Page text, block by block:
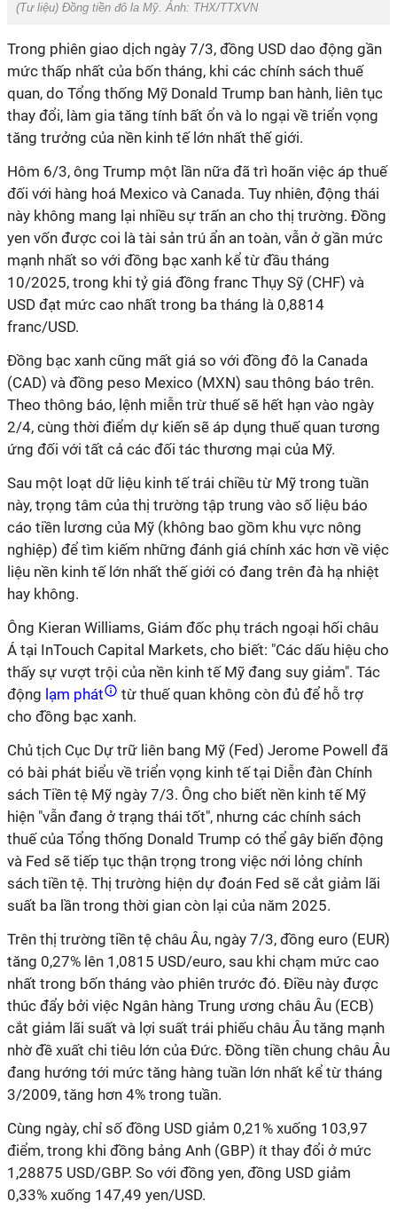
(Tư liệu) Đồng tiền đô la Mỹ. Ảnh: THX/TTXVN
Trong phiên giao dịch ngày 7/3, đồng USD dao động gần
mức thấp nhất của bốn tháng, khi các chính sách thuế
quan, do Tổng thống Mỹ Donald Trump ban hành, liên tục
thay đổi, làm gia tăng tính bất ổn và lo ngại về triển vọng
tăng trưởng của nền kinh tế lớn nhất thế giới.
Hôm 6/3, ông Trump một lần nữa đã trì hoãn việc áp thuế
đối với hàng hoá Mexico và Canada. Tuy nhiên, động thái
này không mang lại nhiều sự trấn an cho thị trường. Đồng
yen vốn được coi là tài sản trú ẩn an toàn, vẫn ở gần mức
mạnh nhất so với đồng bạc xanh kể từ đầu tháng
10/2025, trong khi tỷ giá đồng franc Thụy Sỹ (CHF) và
USD đạt mức cao nhất trong ba tháng là 0,8814
franc/USD.
Đồng bạc xanh cũng mất giá so với đồng đô la Canada
(CAD) và đồng peso Mexico (MXN) sau thông báo trên.
Theo thông báo, lệnh miễn trừ thuế sẽ hết hạn vào ngày
2/4, cùng thời điểm dự kiến sẽ áp dụng thuế quan tương
ứng đối với tất cả các đối tác thương mại của Mỹ.
Sau một loạt dữ liệu kinh tế trái chiều từ Mỹ trong tuần
này, trọng tâm của thị trường tập trung vào số liệu báo
cáo tiền lương của Mỹ (không bao gồm khu vực nông
nghiệp) để tìm kiếm những đánh giá chính xác hơn về việc
liệu nền kinh tế lớn nhất thế giới có đang trên đà hạ nhiệt
hay không.
Ông Kieran Williams, Giám đốc phụ trách ngoại hối châu
Á tại InTouch Capital Markets, cho biết: "Các dấu hiệu cho
thấy sự vượt trội của nền kinh tế Mỹ đang suy giảm". Tác
động lạm phát
từ thuế quan không còn đủ để hỗ trợ
cho đồng bạc xanh.
Chủ tịch Cục Dự trữ liên bang Mỹ (Fed) Jerome Powell đã
có bài phát biểu về triển vọng kinh tế tại Diễn đàn Chính
sách Tiền tệ Mỹ ngày 7/3. Ông cho biết nền kinh tế Mỹ
hiện "vẫn đang ở trạng thái tốt", nhưng các chính sách
thuế của Tổng thống Donald Trump có thể gây biến động
và Fed sẽ tiếp tục thận trọng trong việc nới lỏng chính
sách tiền tệ. Thị trường hiện dự đoán Fed sẽ cắt giảm lãi
suất ba lần trong thời gian còn lại của năm 2025.
Trên thị trường tiền tệ châu Âu, ngày 7/3, đồng euro (EUR)
tăng 0,27% lên 1,0815 USD/euro, sau khi chạm mức cao
nhất trong bốn tháng vào phiên trước đó. Điều này được
thúc đẩy bởi việc Ngân hàng Trung ương châu Âu (ECB)
cắt giảm lãi suất và lợi suất trái phiếu châu Âu tăng mạnh
nhờ đề xuất chi tiêu lớn của Đức. Đồng tiền chung châu Âu
đang hướng tới mức tăng hàng tuần lớn nhất kể từ tháng
3/2009, tăng hơn 4% trong tuần.
Cùng ngày, chỉ số đồng USD giảm 0,21% xuống 103,97
điểm, trong khi đồng bảng Anh (GBP) ít thay đổi ở mức
1,28875 USD/GBP. So với đồng yen, đồng USD giảm
0,33% xuống 147,49 yen/USD.